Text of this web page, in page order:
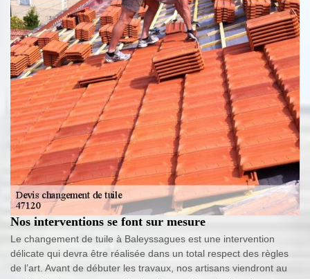
Nos interventions se font sur mesure
Le changement de tuile à Baleyssagues est une intervention
délicate qui devra être réalisée dans un total respect des règles
de l’art. Avant de débuter les travaux, nos artisans viendront au